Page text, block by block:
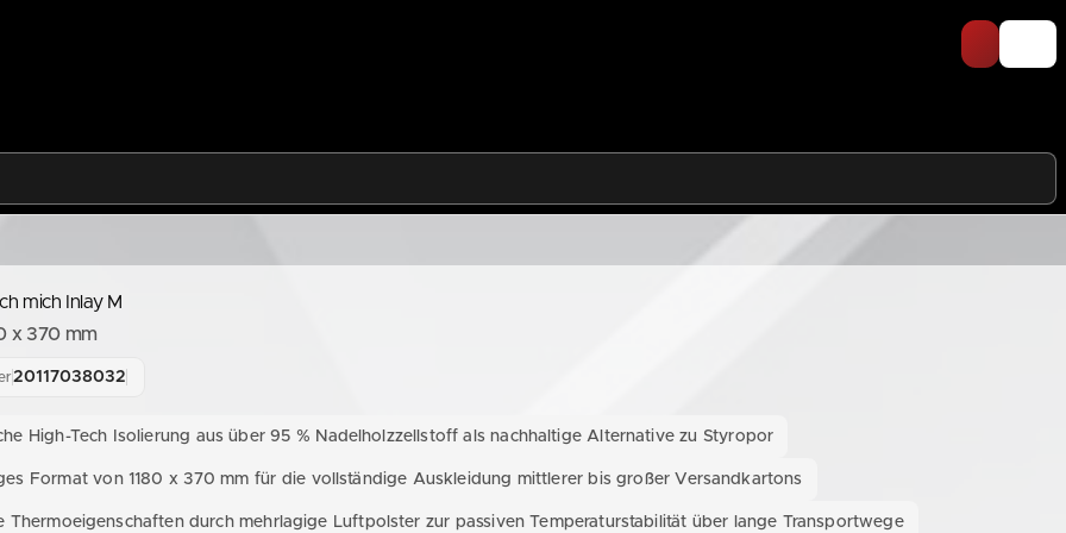
mich Inlay M
x 370 mm
20117038032
High-Tech Isolierung aus über 95 % Nadelholzzellstoff als nachhaltige Alternative zu Styropor
Format von 1180 x 370 mm für die vollständige Auskleidung mittlerer bis großer Versandkartons
Thermoeigenschaften durch mehrlagige Luftpolster zur passiven Temperaturstabilität über lange Transportwege